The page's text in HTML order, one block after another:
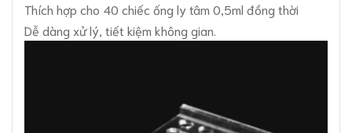
Thích hợp cho 40 chiếc ống ly tâm 0,5ml đồng thời
​​​​​​Dễ dàng xử lý, tiết kiệm không gian.